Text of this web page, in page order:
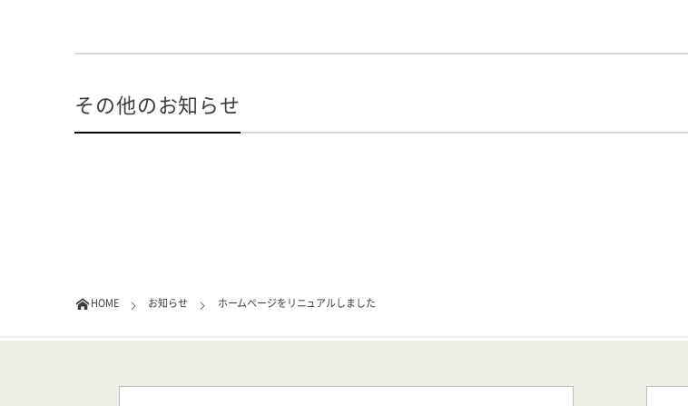
その他のお知らせ
HOME お知らせ ホームページをリニュアルしました